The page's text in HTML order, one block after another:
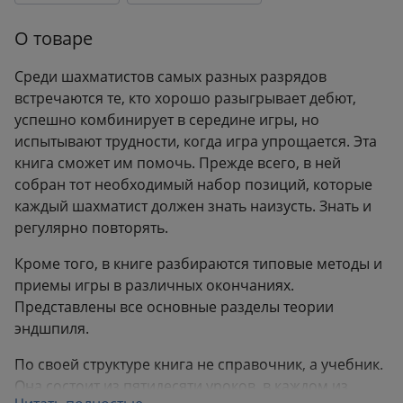
Вес: 0.38 кг
О товаре
Среди шахматистов самых разных разрядов
встречаются те, кто хорошо разыгрывает дебют,
успешно комбинирует в середине игры, но
испытывают трудности, когда игра упрощается. Эта
книга сможет им помочь. Прежде всего, в ней
собран тот необходимый набор позиций, которые
каждый шахматист должен знать наизусть. Знать и
регулярно повторять.
Кроме того, в книге разбираются типовые методы и
приемы игры в различных окончаниях.
Представлены все основные разделы теории
эндшпиля.
По своей структуре книга не справочник, а учебник.
Она состоит из пятидесяти уроков, в каждом из